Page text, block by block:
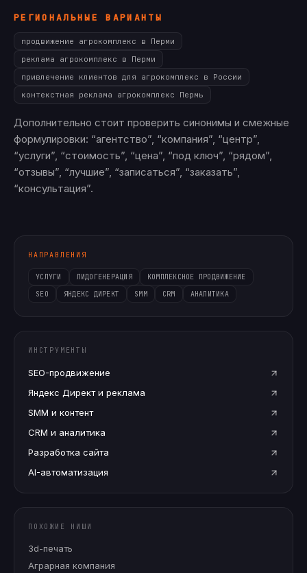
РЕГИОНАЛЬНЫЕ ВАРИАНТЫ
продвижение агрокомплекс в Перми
реклама агрокомплекс в Перми
привлечение клиентов для агрокомплекс в России
контекстная реклама агрокомплекс Пермь
Дополнительно стоит проверить синонимы и смежные
формулировки: “агентство”, “компания”, “центр”,
“услуги”, “стоимость”, “цена”, “под ключ”, “рядом”,
“отзывы”, “лучшие”, “записаться”, “заказать”,
“консультация”.
НАПРАВЛЕНИЯ
УСЛУГИ ЛИДОГЕНЕРАЦИЯ
КОМПЛЕКСНОЕ ПРОДВИЖЕНИЕ
SEO
ЯНДЕКС ДИРЕКТ SMM CRM АНАЛИТИКА
ИНСТРУМЕНТЫ
SEO-продвижение
Яндекс Директ и реклама
SMM и контент
CRM и аналитика
Разработка сайта
AI-автоматизация
ПОХОЖИЕ НИШИ
3d-печать
Аграрная компания